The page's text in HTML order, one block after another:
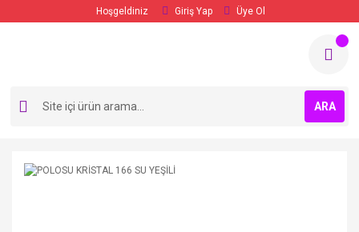
Hoşgeldiniz Giriş Yap Üye Ol
ARA